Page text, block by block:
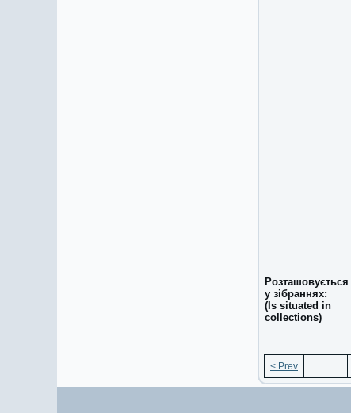
Розташовується
у зібраннях:
(Is situated in
collections)
< Prev